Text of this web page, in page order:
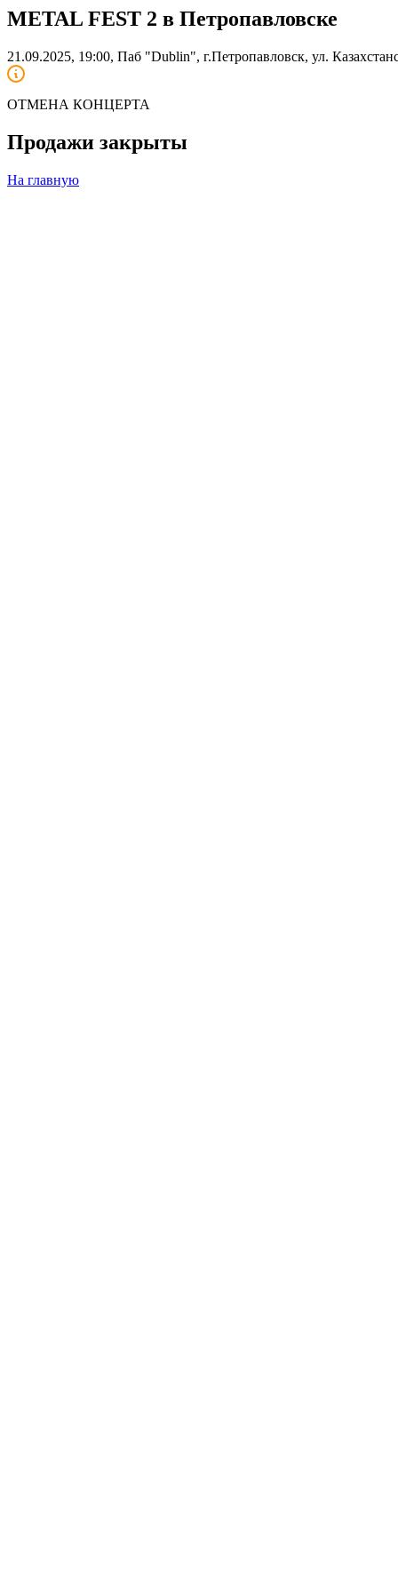
METAL FEST 2 в Петропавловске
21.09.2025, 19:00, Паб "Dublin", г.Петропавловск, ул.
ОТМЕНА КОНЦЕРТА
Продажи закрыты
На главную